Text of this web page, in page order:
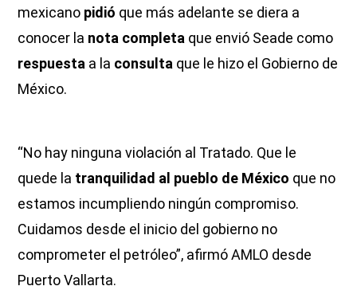
mexicano pidió que más adelante se diera a
conocer la nota completa que envió Seade como
respuesta a la consulta que le hizo el Gobierno de
México.
“No hay ninguna violación al Tratado. Que le
quede la tranquilidad al pueblo de México que no
estamos incumpliendo ningún compromiso.
Cuidamos desde el inicio del gobierno no
comprometer el petróleo”, afirmó AMLO desde
Puerto Vallarta.